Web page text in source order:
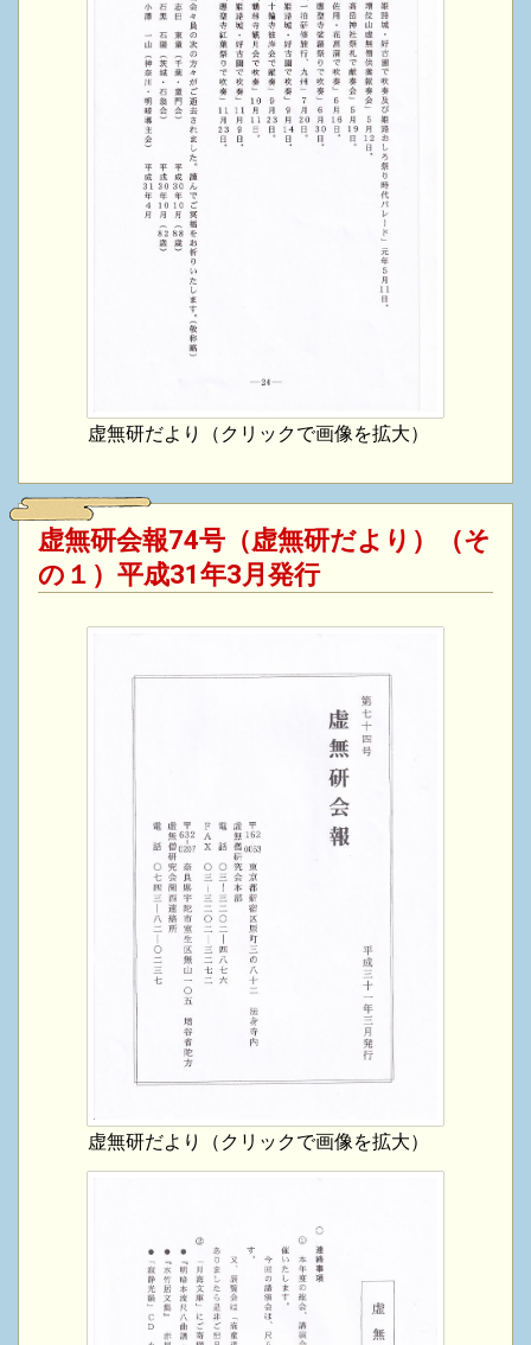
虚無研だより（クリックで画像を拡大）
虚無研会報74号（虚無研だより）（そ
の１）平成31年3月発行
虚無研だより（クリックで画像を拡大）